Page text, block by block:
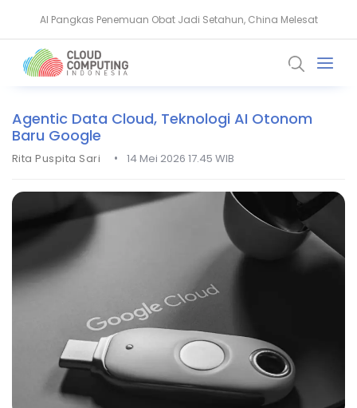
AI Pangkas Penemuan Obat Jadi Setahun, China Melesat
BeyondTrust Ungkap Bahaya Privileged Access bagi Perusahaan
Agentic Data Cloud, Teknologi AI Otonom
Baru Google
Rita Puspita Sari • 14 Mei 2026 17.45 WIB